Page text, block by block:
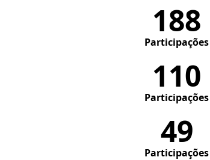
188
Participações
110
Participações
49
Participações